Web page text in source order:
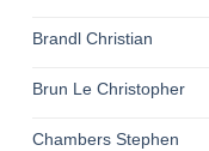
Brandl Christian
Brun Le Christopher
Chambers Stephen